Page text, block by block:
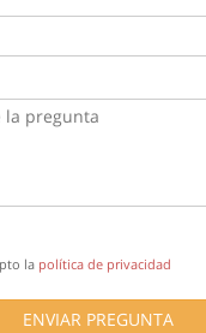
la política de privacidad
ENVIAR PREGUNTA